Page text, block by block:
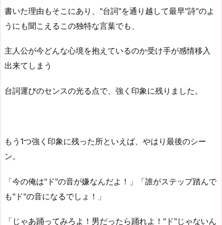
書いた理由もそこにあり、"台詞"を通り越して最早"詩"のよ
うにも聞こえるこの独特な言葉でも、
主人公が今どんな心境を抱えているのか受け手が感情移入
出来てしまう
台詞運びのセンスの光る点で、強く印象に残りました。
もう1つ強く印象に残った所といえば、やはり最後のシー
ン。
「今の俺は"ド"の音が嫌なんだよ！」「誰がステップ踏んで
も"ド"の音になるでしょ！」
「じゃあ踊ってみろよ！男だったら踊れよ！"ド"じゃないん